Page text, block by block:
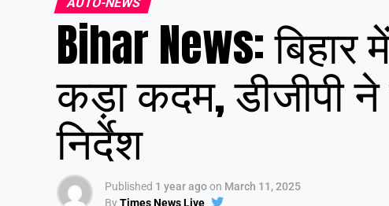
Bihar News:
कड़ा कदम, डीजीपी ने
निर्देश
Published 1 year agoon March 11, 2025
ByTimes News Live